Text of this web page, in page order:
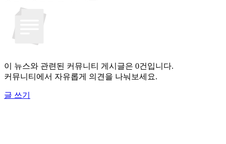
이 뉴스와 관련된 커뮤니티 게시글은 0건입니다.
커뮤니티에서 자유롭게 의견을 나눠보세요.
글 쓰기